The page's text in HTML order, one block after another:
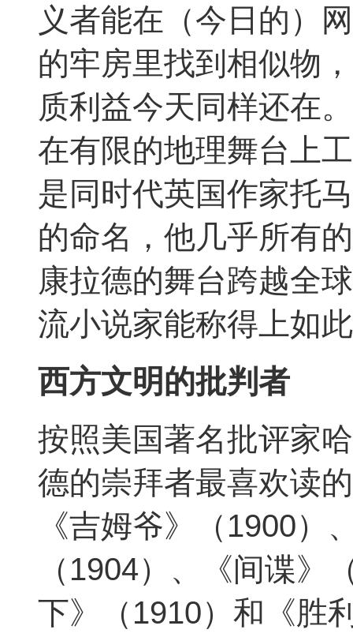
义者能在（今日的）
的牢房里找到相似物
质利益今天同样还在
在有限的地理舞台上
是同时代英国作家托
的命名，他几乎所有
康拉德的舞台跨越全
流小说家能称得上如
西方文明的批判者
按照美国著名批评家
德的崇拜者最喜欢读
《吉姆爷》（1900）
（1904）、《间谍》
下》（1910）和《胜